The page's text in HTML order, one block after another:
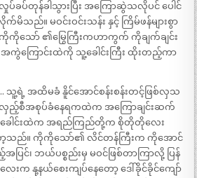
ခပ်တုန်ခါသွားပြီး အကြောဆွဲသလိုပင် ပေါင်
က်မိသည်။ မဝင်းဝင်းသန်း နှင့် ကြိမ်ဖန်များစွာ
သော် ၏မြွေကြီးကဟာကွက် ကိုချက်ချင်း
ြောင်းထဲကို သူ့ခေါင်းကြီး ထိုးတည့်ကာ
.. သူ့ရဲ့ အထိမခံ နိူင်အောင်စန်းစန်းတင့်ဖြစ်လှသ
လှည့်စီအစုပ်ခံနေရကထဲက အကြောချင်းဆက်
ခေါင်းထဲက အရည်ကြည်တို့က စိုတိုတိုလေး
ာ့သည်။ ကိုကိုသော်၏ လိင်တန်ကြီးက ကိုအောင်
၊ ဘယ်ပစ္စည်းမှ မဝင်ဖြစ်တာကြာလို့ ပြန်
လေးက နု့နယ်စေးကျပ်နေတော့ ဒေါ်ခိုင်ခိုင်ကျော်